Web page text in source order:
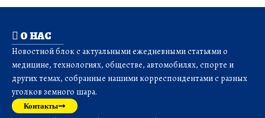
О НАС
Новостной блок с актуальными ежедневными статьями о
медицине, технологиях, обществе, автомобилях, спорте и
других темах, собранные нашими корреспондентами с разных
уголков земного шара.
Контакты